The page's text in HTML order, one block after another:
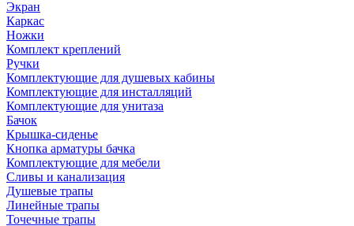
Экран
Каркас
Ножки
Комплект креплений
Ручки
Комплектующие для душевых кабины
Комплектующие для инсталляций
Комплектующие для унитаза
Бачок
Крышка-сиденье
Кнопка арматуры бачка
Комплектующие для мебели
Сливы и канализация
Душевые трапы
Линейные трапы
Точечные трапы